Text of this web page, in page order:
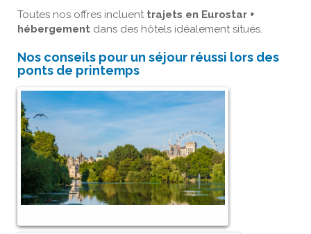
Toutes nos offres incluent trajets en Eurostar +
hébergement dans des hôtels idéalement situés.
Nos conseils pour un séjour réussi lors des
ponts de printemps